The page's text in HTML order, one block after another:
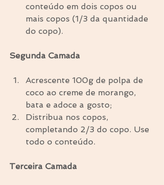
conteúdo em dois copos ou
mais copos (1/3 da quantidade
do copo).
Segunda Camada
Acrescente 100g de polpa de
coco ao creme de morango,
bata e adoce a gosto;
Distribua nos copos,
completando 2/3 do copo. Use
todo o conteúdo.
Terceira Camada